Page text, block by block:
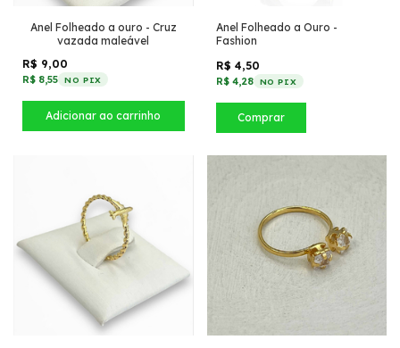
Anel Folheado a ouro - Cruz
vazada maleável
R$ 9,00
R$ 8,55 NO PIX
Anel Folheado a Ouro -
Fashion
R$ 4,50
R$ 4,28 NO PIX
Comprar